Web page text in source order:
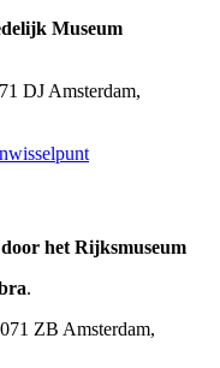
Museum
DJ Amsterdam,
het Rijksmuseum
.
ZB Amsterdam,